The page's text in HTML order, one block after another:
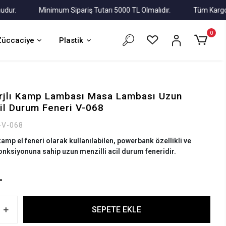
Minimum Sipariş Tutarı 5000 TL Olmalıdır. Tüm Kargolar
Plastik
0
Kamp Lambası Masa Lambası Uzun
Durum Feneri V-068
068
el feneri olarak kullanılabilen, powerbank özellikli ve
sahip uzun menzilli acil durum feneridir.
SEPETE EKLE